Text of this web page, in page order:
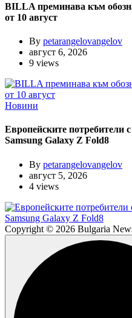
BILLA преминава към
от 10 август
By petarangelovangelov
август 6, 2026
9 views
Новини
Европейските потребители
Samsung Galaxy Z Fold8
By petarangelovangelov
август 5, 2026
4 views
Copyright © 2026 Bulgaria